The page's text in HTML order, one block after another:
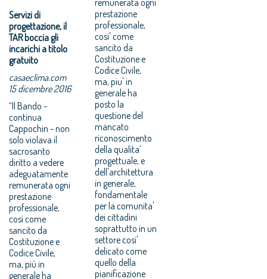
Servizi di
progettazione, il
TAR boccia gli
incarichi a titolo
gratuito
casaeclima.com
15 dicembre 2016
“Il Bando -
continua
Cappochin - non
solo violava il
sacrosanto
diritto a vedere
adeguatamente
remunerata ogni
prestazione
professionale,
così come
sancito da
Costituzione e
Codice Civile,
ma, più in
generale ha
prestazione
professionale,
cosi' come
sancito da
Costituzione e
Codice Civile,
ma, piu' in
generale ha
posto la
questione del
mancato
riconoscimento
della qualita'
progettuale, e
dell'architettura
in generale,
fondamentale
per la comunita'
dei cittadini
soprattutto in un
settore cosi'
delicato come
quello della
pianificazione